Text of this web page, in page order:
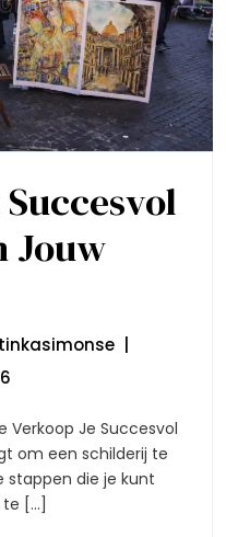
Jouw
Tips
Verkopen
Van
Jouw
om een schilderij te
stappen die je kunt
[...]